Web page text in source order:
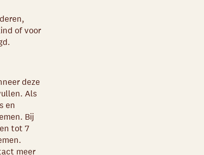
of voor
deze
Als
en
Bij
tot 7
meer